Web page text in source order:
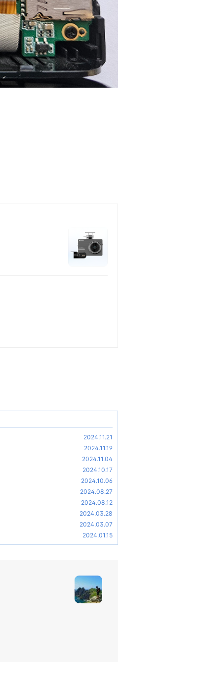
2024.11.21
2024.11.19
2024.11.04
2024.10.17
2024.10.06
2024.08.27
2024.08.12
2024.03.28
2024.03.07
2024.01.15